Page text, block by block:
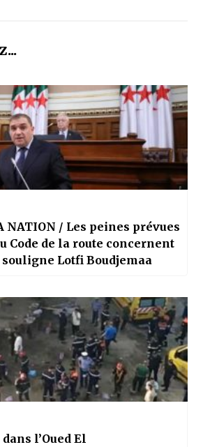
NATION / Les peines prévues
Code de la route concernent
souligne Lotfi Boudjemaa
l’Oued El